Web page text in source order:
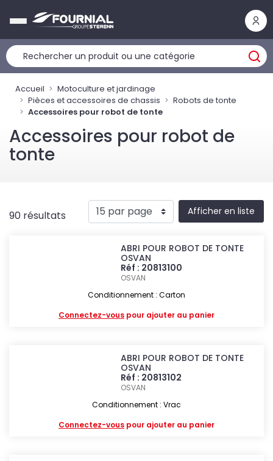
Accueil
Motoculture et jardinage
Pièces et accessoires de chassis
Robots de tonte
Accessoires pour robot de tonte
Accessoires pour robot de
tonte
90 résultats Afficher en liste
ABRI POUR ROBOT DE TONTE
OSVAN
Réf : 20813100
OSVAN
Conditionnement : Carton
Connectez-vous pour ajouter au panier
ABRI POUR ROBOT DE TONTE
OSVAN
Réf : 20813102
OSVAN
Conditionnement : Vrac
Connectez-vous pour ajouter au panier